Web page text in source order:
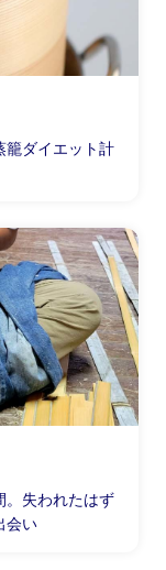
籠ダイエット計
。失われたはず
会い